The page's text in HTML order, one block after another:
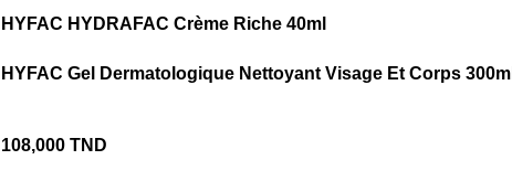
HYFAC HYDRAFAC Crème Riche 40ml
HYFAC Gel Dermatologique Nettoyant Visage Et Corps 300ml
108,000 TND